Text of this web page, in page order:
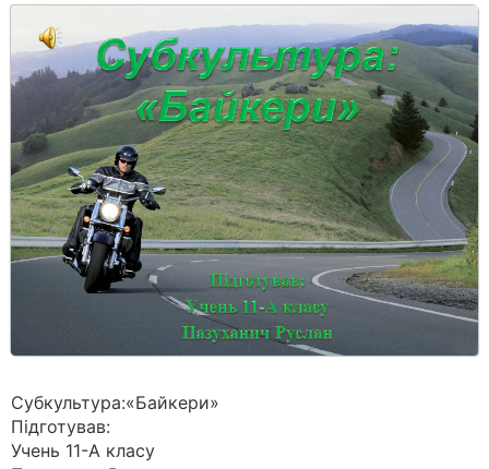
Субкультура:«Байкери»
Підготував:
Учень 11-А класу